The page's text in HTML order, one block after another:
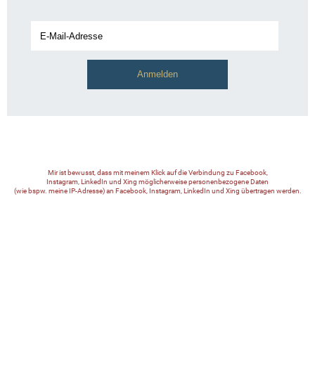
Mir ist bewusst, dass mit meinem Klick auf die Verbindung zu Facebook,
Instagram, LinkedIn und Xing möglicherweise personenbezogene Daten
(wie bspw. meine IP-Adresse) an Facebook, Instagram, LinkedIn und Xing übertragen werden.